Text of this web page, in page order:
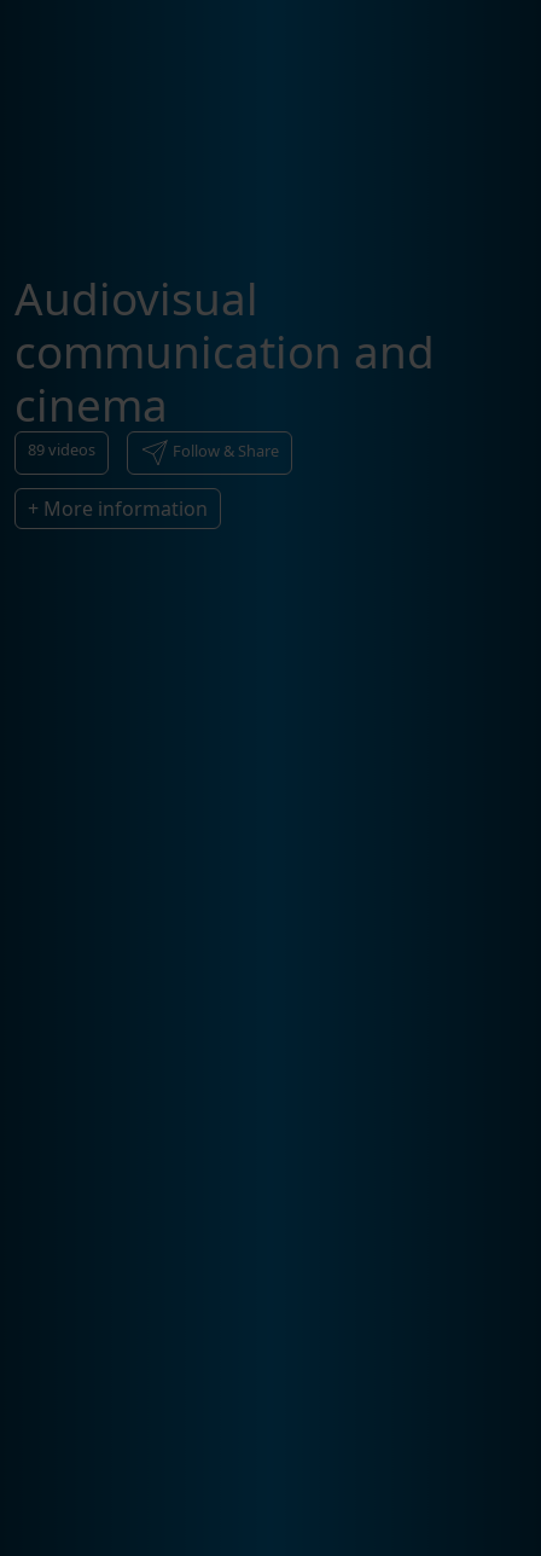
Audiovisual
communication and
cinema
89videos Follow & Share
+ More information